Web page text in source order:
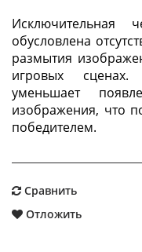
Исключительная
обусловлена
размытия
игровых сценах.
уменьшает
изображения, что
победителем.
Сравнить
Отложить